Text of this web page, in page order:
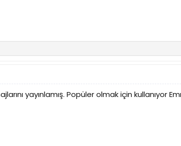
yayınlamış. Popüler olmak için kullanıyor